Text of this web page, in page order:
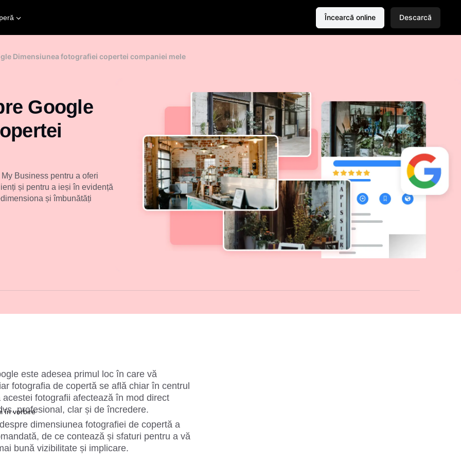
Încearcă online Descarcă
Dimensiunea fotografiei copertei companiei mele
Google
Business pentru a oferi
și pentru a ieși în evidență
și îmbunătăți
este adesea primul loc în care vă
fotografia de copertă se află chiar în centrul
fotografii afectează în mod direct
profesional, clar și de încredere.
dimensiunea fotografiei de copertă a
de ce contează și sfaturi pentru a vă
bună vizibilitate și implicare.
în vorbire